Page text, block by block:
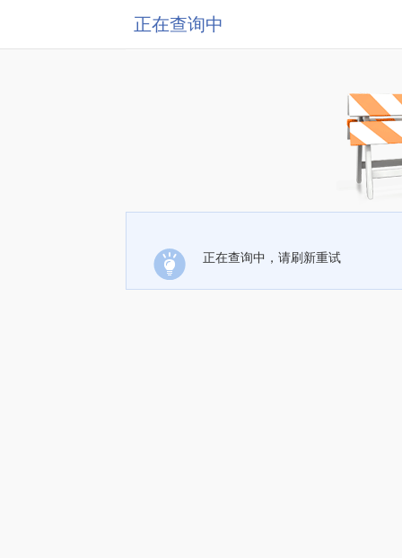
正在查询中
正在查询中，请刷新重试